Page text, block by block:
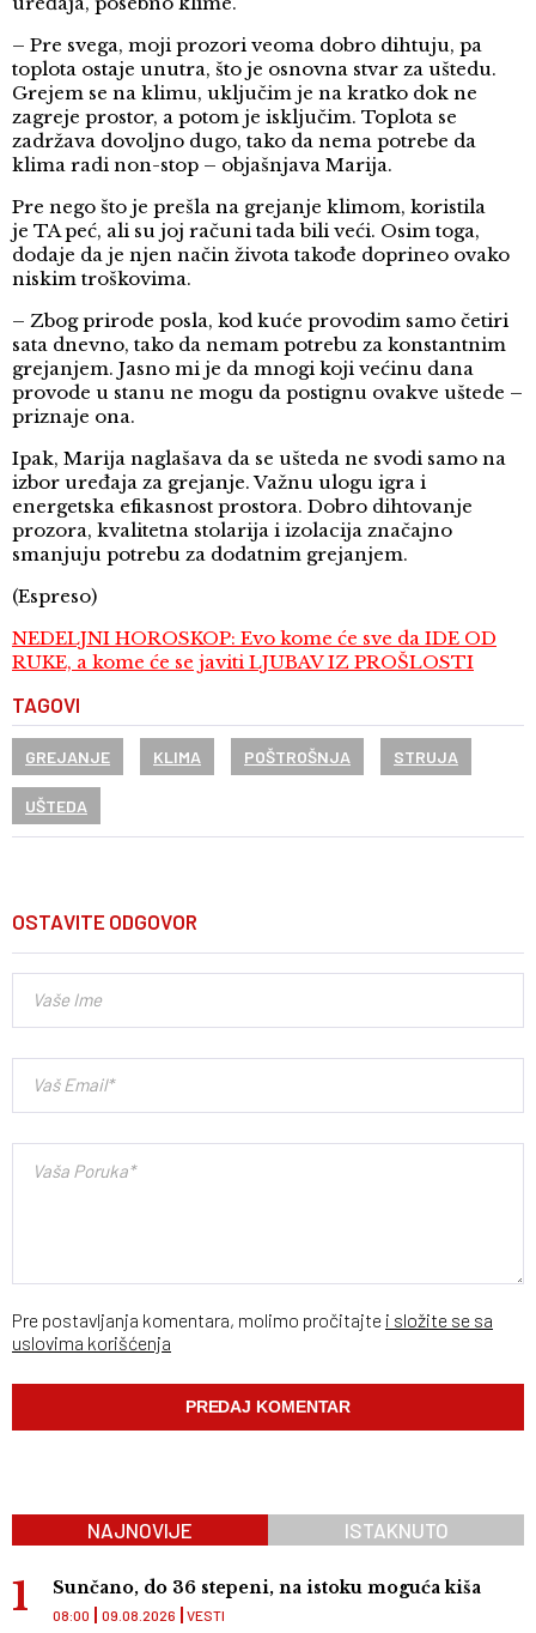
– Pre svega, moji prozori veoma dobro dihtuju, pa
toplota ostaje unutra, što je osnovna stvar za uštedu.
Grejem se na klimu, uključim je na kratko dok ne
zagreje prostor, a potom je isključim. Toplota se
zadržava dovoljno dugo, tako da nema potrebe da
klima radi non-stop – objašnjava Marija.
Pre nego što je prešla na grejanje klimom, koristila
je TA peć, ali su joj računi tada bili veći. Osim toga,
dodaje da je njen način života takođe doprineo ovako
niskim troškovima.
– Zbog prirode posla, kod kuće provodim samo četiri
sata dnevno, tako da nemam potrebu za konstantnim
grejanjem. Jasno mi je da mnogi koji većinu dana
provode u stanu ne mogu da postignu ovakve uštede –
priznaje ona.
Ipak, Marija naglašava da se ušteda ne svodi samo na
izbor uređaja za grejanje. Važnu ulogu igra i
energetska efikasnost prostora. Dobro dihtovanje
prozora, kvalitetna stolarija i izolacija značajno
smanjuju potrebu za dodatnim grejanjem.
(Espreso)
NEDELJNI HOROSKOP: Evo kome će sve da IDE OD
RUKE, a kome će se javiti LJUBAV IZ PROŠLOSTI
TAGOVI
GREJANJE KLIMA POŠTROŠNJA STRUJA
UŠTEDA
OSTAVITE ODGOVOR
Pre postavljanja komentara, molimo pročitajte i složite se sa
uslovima korišćenja
NAJNOVIJE ISTAKNUTO
Sunčano, do 36 stepeni, na istoku moguća kiša
VESTI
08:00 09.08.2026